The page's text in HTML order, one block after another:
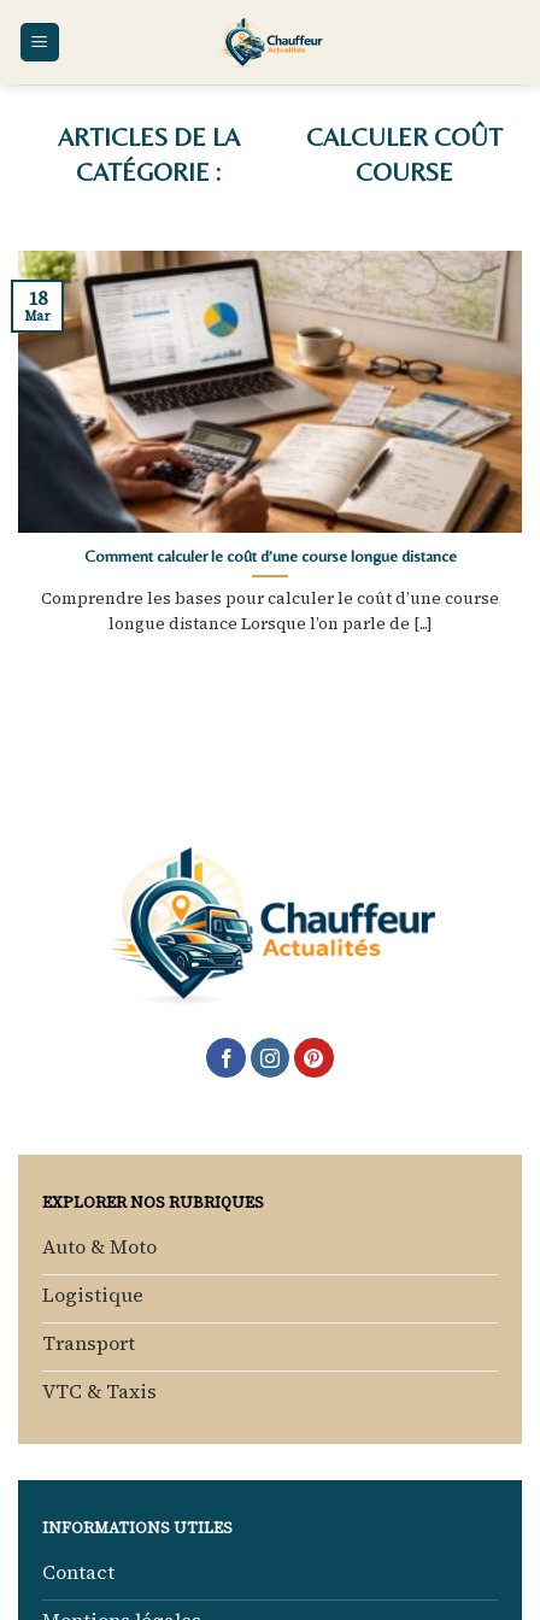
CALCULER COÛT
COURSE
Comment calculer le coût d’une course longue distance
Comprendre les bases pour calculer le coût d’une course
longue distance Lorsque l’on parle de [...]
18
Mar
EXPLORER NOS RUBRIQUES
Auto & Moto
Logistique
Transport
VTC & Taxis
INFORMATIONS UTILES
Contact